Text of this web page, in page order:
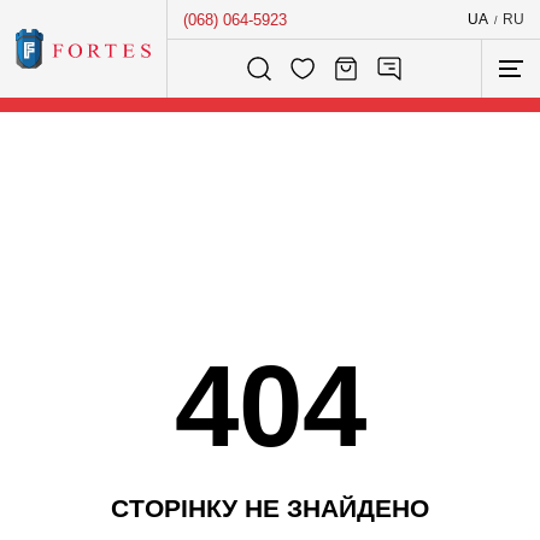
(068) 064-5923 UA / RU
Розумний пошук...
404
СТОРІНКУ НЕ ЗНАЙДЕНО